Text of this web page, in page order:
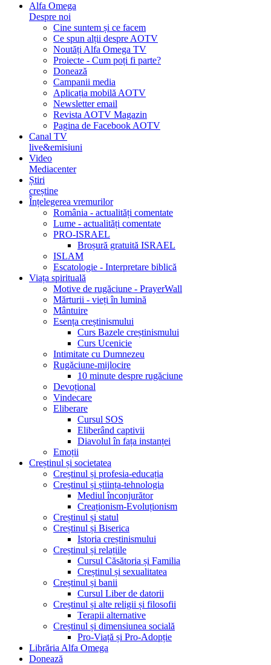
Alfa Omega
Despre noi
Cine suntem și ce facem
Ce spun alții despre AOTV
Noutăți Alfa Omega TV
Proiecte - Cum poți fi parte?
Donează
Campanii media
Aplicația mobilă AOTV
Newsletter email
Revista AOTV Magazin
Pagina de Facebook AOTV
Canal TV
live&emisiuni
Video
Mediacenter
Știri
creștine
Înțelegerea vremurilor
România - actualități comentate
Lume - actualități comentate
PRO-ISRAEL
Broșură gratuită ISRAEL
ISLAM
Escatologie - Interpretare biblică
Viața spirituală
Motive de rugăciune - PrayerWall
Mărturii - vieți în lumină
Mântuire
Esența creștinismului
Curs Bazele creștinismului
Curs Ucenicie
Intimitate cu Dumnezeu
Rugăciune-mijlocire
10 minute despre rugăciune
Devoțional
Vindecare
Eliberare
Cursul SOS
Eliberând captivii
Diavolul în fața instanței
Emoții
Creștinul și societatea
Creștinul și profesia-educația
Creștinul și știința-tehnologia
Mediul înconjurător
Creaționism-Evoluționism
Creștinul și statul
Creștinul și Biserica
Istoria creștinismului
Creștinul și relațiile
Cursul Căsătoria și Familia
Creștinul și sexualitatea
Creștinul și banii
Cursul Liber de datorii
Creștinul și alte religii și filosofii
Terapii alternative
Creștinul și dimensiunea socială
Pro-Viață și Pro-Adopție
Librăria Alfa Omega
Donează